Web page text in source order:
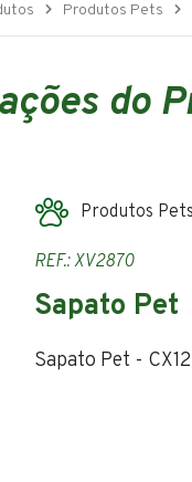
Produtos Pets
do
Produtos Pets
REF.: XV2870
Sapato Pet
Sapato Pet -